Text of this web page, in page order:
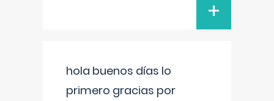
+
hola buenos días lo
primero gracias por